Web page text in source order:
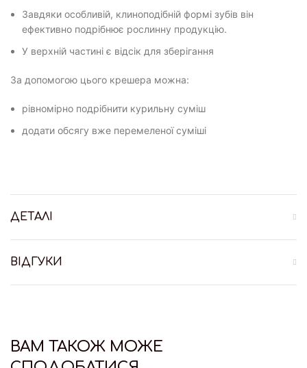
Завдяки особливій, клиноподібній формі зубів він
ефективно подрібнює рослинну продукцію.
У верхній частині є відсік для зберігання
За допомогою цього крешера можна:
рівномірно подрібнити курильну суміш
додати обсягу вже перемеленої суміші
ДЕТАЛІ
ВІДГУКИ
ВАМ ТАКОЖ МОЖЕ